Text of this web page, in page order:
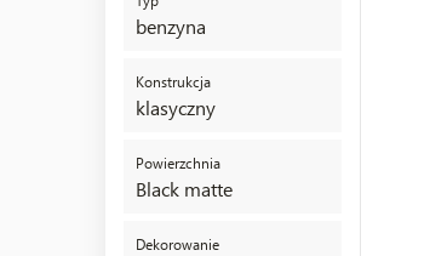
benzyna
Konstrukcja
klasyczny
Powierzchnia
Black matte
Dekorowanie